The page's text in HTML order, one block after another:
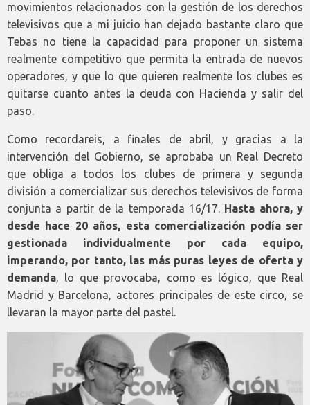
movimientos relacionados con la gestión de los derechos
televisivos que a mi juicio han dejado bastante claro que
Tebas no tiene la capacidad para proponer un sistema
realmente competitivo que permita la entrada de nuevos
operadores, y que lo que quieren realmente los clubes es
quitarse cuanto antes la deuda con Hacienda y salir del
paso.
Como recordareis, a finales de abril, y gracias a la
intervención del Gobierno, se aprobaba un Real Decreto
que obliga a todos los clubes de primera y segunda
división a comercializar sus derechos televisivos de forma
conjunta a partir de la temporada 16/17. Hasta ahora, y
desde hace 20 años, esta comercialización podía ser
gestionada individualmente por cada equipo,
imperando, por tanto, las más puras leyes de oferta y
demanda, lo que provocaba, como es lógico, que Real
Madrid y Barcelona, actores principales de este circo, se
llevaran la mayor parte del pastel.